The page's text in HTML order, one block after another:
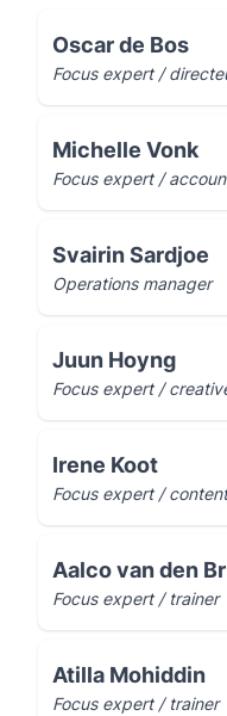
Oscar de Bos
Focus expert /
Michelle Vonk
Focus expert /
Svairin Sardjoe
Operations manager
Juun Hoyng
Focus expert /
Irene Koot
Focus expert /
Aalco van den
Focus expert / trainer
Atilla Mohiddin
Focus expert / trainer